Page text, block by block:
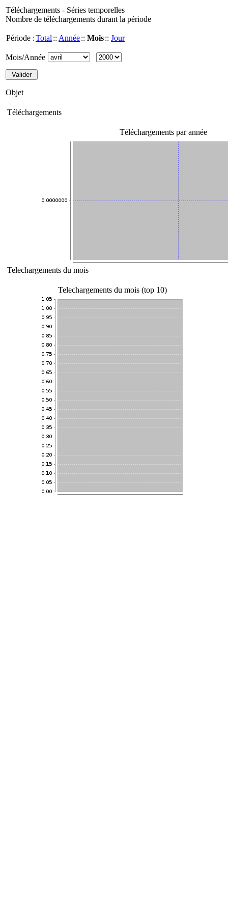
Téléchargements - Séries temporelles
Nombre de téléchargements durant la période
Période :Total :: Année:: Mois:: Jour
Mois/Année
Objet
Téléchargements
Téléchargements par année
Telechargements du mois
Telechargements du mois (top 10)